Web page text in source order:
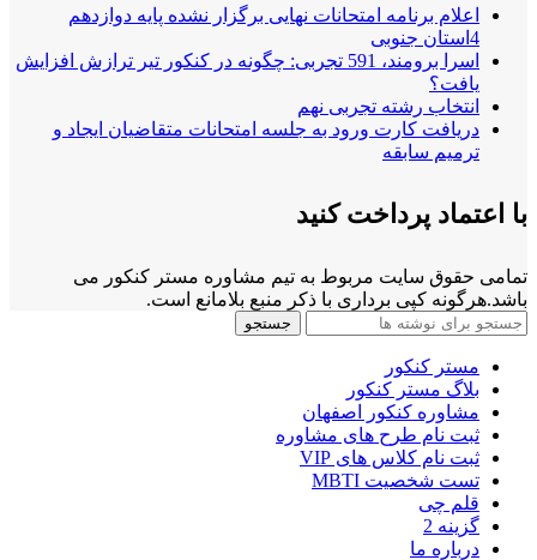
اعلام برنامه امتحانات نهایی برگزار نشده پایه دوازدهم
4استان جنوبی
اسرا برومند، 591 تجربی: چگونه در کنکور تیر ترازش افزایش
یافت؟
انتخاب رشته تجربی نهم
دریافت کارت ورود به جلسه امتحانات متقاضیان ایجاد و
ترمیم سابقه
با اعتماد پرداخت کنید
تمامی حقوق سایت مربوط به تیم مشاوره مستر کنکور می
باشد.هرگونه کپی برداری با ذکر منبع بلامانع است.
جستجو
مستر کنکور
بلاگ مستر کنکور
مشاوره کنکور اصفهان
ثبت نام طرح های مشاوره
ثبت نام کلاس های VIP
تست شخصیت MBTI
قلم چی
گزینه 2
درباره ما